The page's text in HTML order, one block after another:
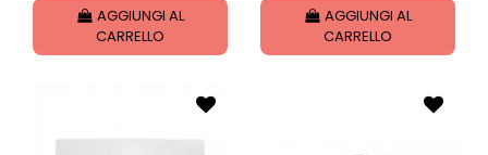
AGGIUNGI AL
CARRELLO
AGGIUNGI AL
CARRELLO